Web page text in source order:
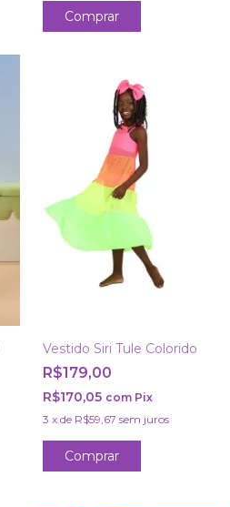
Comprar
Vestido Siri Tule Colorido
R$179,00
R$170,05 com Pix
3 x de R$59,67 sem juros
Comprar